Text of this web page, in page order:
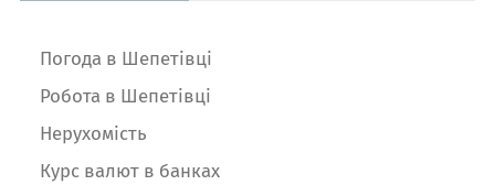
Погода в Шепетівці
Робота в Шепетівці
Нерухомість
Курс валют в банках